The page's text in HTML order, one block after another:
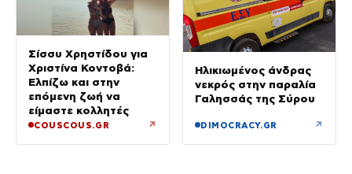
Σίσσυ Χρηστίδου για
Χριστίνα Κοντοβά:
Ελπίζω και στην
επόμενη ζωή να
είμαστε κολλητές
COUSCOUS.GR ↗
Ηλικιωμένος άνδρας
νεκρός στην παραλία
Γαλησσάς της Σύρου
DIMOCRACY.GR ↗